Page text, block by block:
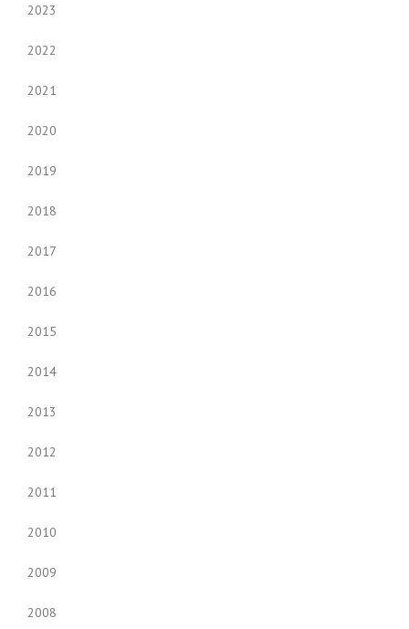
2023
2022
2021
2020
2019
2018
2017
2016
2015
2014
2013
2012
2011
2010
2009
2008